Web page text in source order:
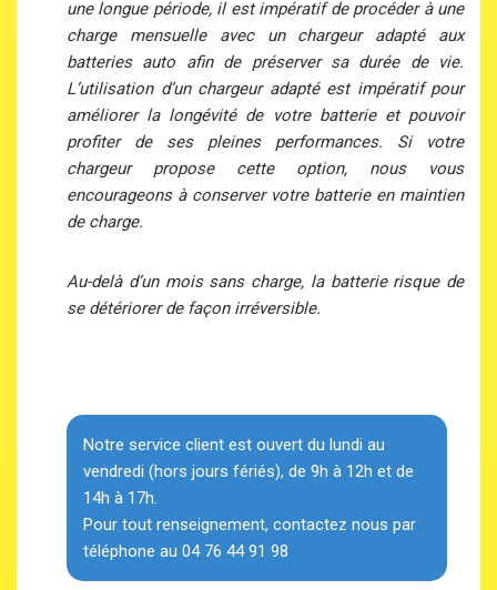
une longue période, il est impératif de procéder à une
charge mensuelle avec un chargeur adapté aux
batteries auto afin de préserver sa durée de vie.
L’utilisation d’un chargeur adapté est impératif pour
améliorer la longévité de votre batterie et pouvoir
profiter de ses pleines performances. Si votre
chargeur propose cette option, nous vous
encourageons à conserver votre batterie en maintien
de charge.
Au-delà d’un mois sans charge, la batterie risque de
se détériorer de façon irréversible.
Notre service client est ouvert du lundi au
vendredi (hors jours fériés), de 9h à 12h et de
14h à 17h.
Pour tout renseignement, contactez nous par
téléphone au 04 76 44 91 98